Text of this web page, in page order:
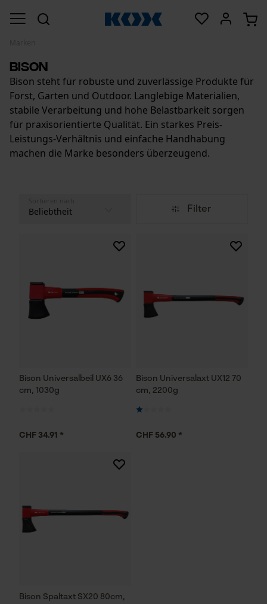
Bison
Bison steht für robuste und zuverlässige Produkte für
Forst, Garten und Outdoor. Langlebige Materialien,
stabile Verarbeitung und hohe Belastbarkeit sorgen
für praxisorientierte Qualität. Ein starkes Preis-
Leistungs-Verhältnis und einfache Handhabung
machen die Marke besonders überzeugend.
Filter
Bison Universalbeil UX6 36
cm, 1030g
CHF 34.91 *
Bison Universalaxt UX12 70
cm, 2200g
CHF 56.90 *
Bison Spaltaxt SX20 80cm,